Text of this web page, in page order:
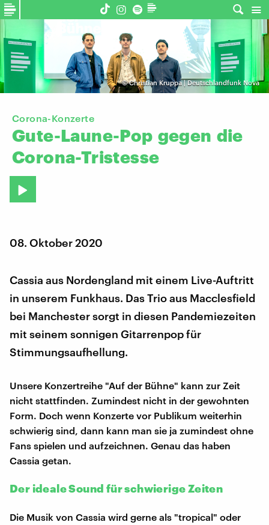
©Christian Kruppa | Deutschlandfunk Nova
Corona-Konzerte
Gute-Laune-Pop gegen die
Corona-Tristesse
08. Oktober 2020
Cassia aus Nordengland mit einem Live-Auftritt
in unserem Funkhaus. Das Trio aus Macclesfield
bei Manchester sorgt in diesen Pandemiezeiten
mit seinem sonnigen Gitarrenpop für
Stimmungsaufhellung.
Unsere Konzertreihe "Auf der Bühne" kann zur Zeit
nicht stattfinden. Zumindest nicht in der gewohnten
Form. Doch wenn Konzerte vor Publikum weiterhin
schwierig sind, dann kann man sie ja zumindest ohne
Fans spielen und aufzeichnen. Genau das haben
Cassia getan.
Der ideale Sound für schwierige Zeiten
Die Musik von Cassia wird gerne als "tropical" oder